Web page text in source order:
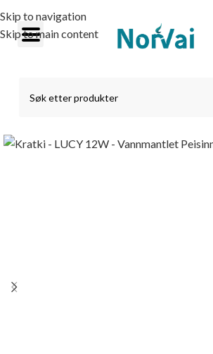
Skip to navigation
Skip to main content